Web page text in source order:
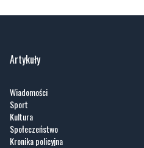
Artykuły
Wiadomości
Sport
Kultura
Społeczeństwo
Kronika policyjna